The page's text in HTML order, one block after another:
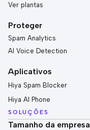
Ver plantas
Proteger
Spam Analytics
AI Voice Detection
Aplicativos
Hiya Spam Blocker
Hiya AI Phone
SOLUÇÕES
Tamanho da empresa